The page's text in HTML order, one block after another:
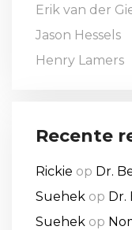
Erik van der
Jason Hessels
Henry Lamers
Recente
Rickie op Dr.
Suehek op Dr.
Suehek op